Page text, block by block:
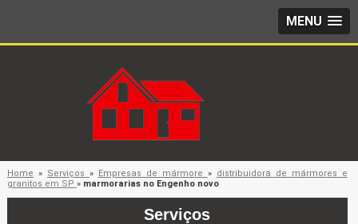
MENU
Home » Serviços » Empresas de mármore » distribuidora de mármores e
granitos em SP » marmorarias no Engenho novo
Serviços